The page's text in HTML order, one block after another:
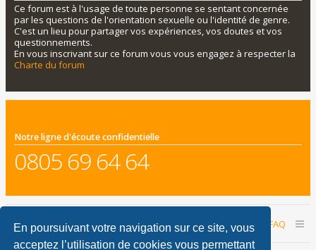
En poursuivant votre navigation sur ce site, vous
acceptez l’utilisation de cookies vous permettant
Ce forum est à l'usage de toute personne se sentant concernée
par les questions de l'orientation sexuelle ou l'identité de genre.
C'est un lieu pour partager vos expériences, vos doutes et vos
questionnements.
En vous inscrivant sur ce forum vous vous engagez à respecter la
Charte du forum
Notre ligne d'écoute confidentielle
0805 69 64 64
Accueil du forum FAQ
Nous contacter